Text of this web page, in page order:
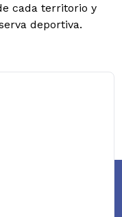
cada territorio y
deportiva.